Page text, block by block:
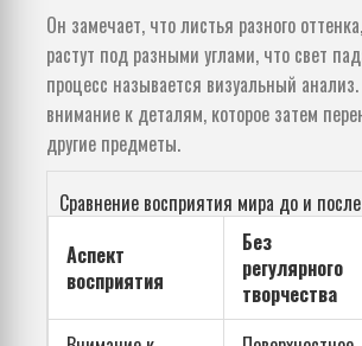
Он замечает, что листья разного
растут под разными углами, что свет
процесс называется визуальный анализ
внимание к деталям, которое затем
другие предметы.
Сравнение восприятия мира до и после
Аспект
восприятия
Без
регулярного
творчества